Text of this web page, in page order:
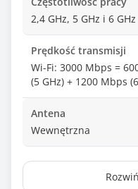
2,4 GHz, 5 GHz i 6 GHz
Prędkość transmisji
Wi-Fi: 3000 Mbps =
(5 GHz) + 1200 Mbps
Antena
Wewnętrzna
Wymiary [G x S x W]
14,45 x 31,4 x 93,0